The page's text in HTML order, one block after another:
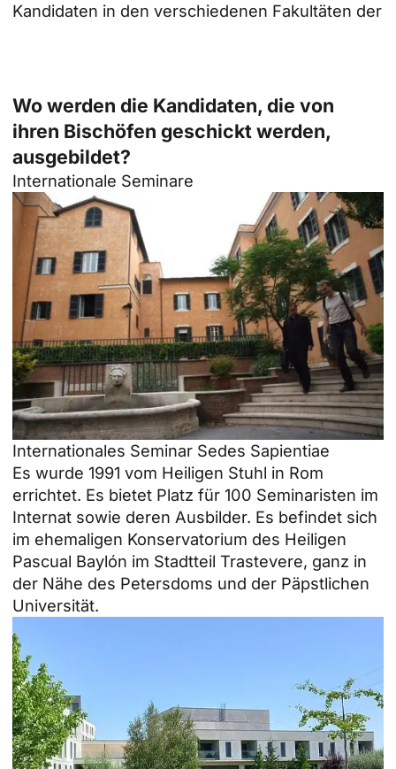
Kandidaten in den verschiedenen Fakultäten der
Wo werden die Kandidaten, die von
ihren Bischöfen geschickt werden,
ausgebildet?
Internationale Seminare
Internationales Seminar Sedes Sapientiae
Es wurde 1991 vom Heiligen Stuhl in Rom
errichtet. Es bietet Platz für 100 Seminaristen im
Internat sowie deren Ausbilder. Es befindet sich
im ehemaligen Konservatorium des Heiligen
Pascual Baylón im Stadtteil Trastevere, ganz in
der Nähe des Petersdoms und der Päpstlichen
Universität.